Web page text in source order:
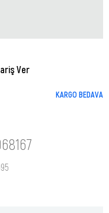
Ver
KARGO BEDAVA